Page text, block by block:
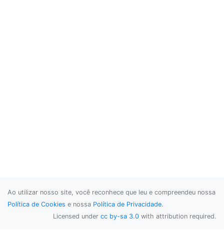
Ao utilizar nosso site, você reconhece que leu e compreendeu nossa
Política de Cookies e nossa Política de Privacidade.
Licensed under cc by-sa 3.0 with attribution required.